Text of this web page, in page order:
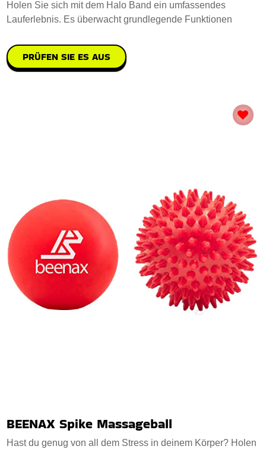
Holen Sie sich mit dem Halo Band ein umfassendes
Lauferlebnis. Es überwacht grundlegende Funktionen
PRÜFEN SIE ES AUS
BEENAX Spike Massageball
Hast du genug von all dem Stress in deinem Körper? Holen